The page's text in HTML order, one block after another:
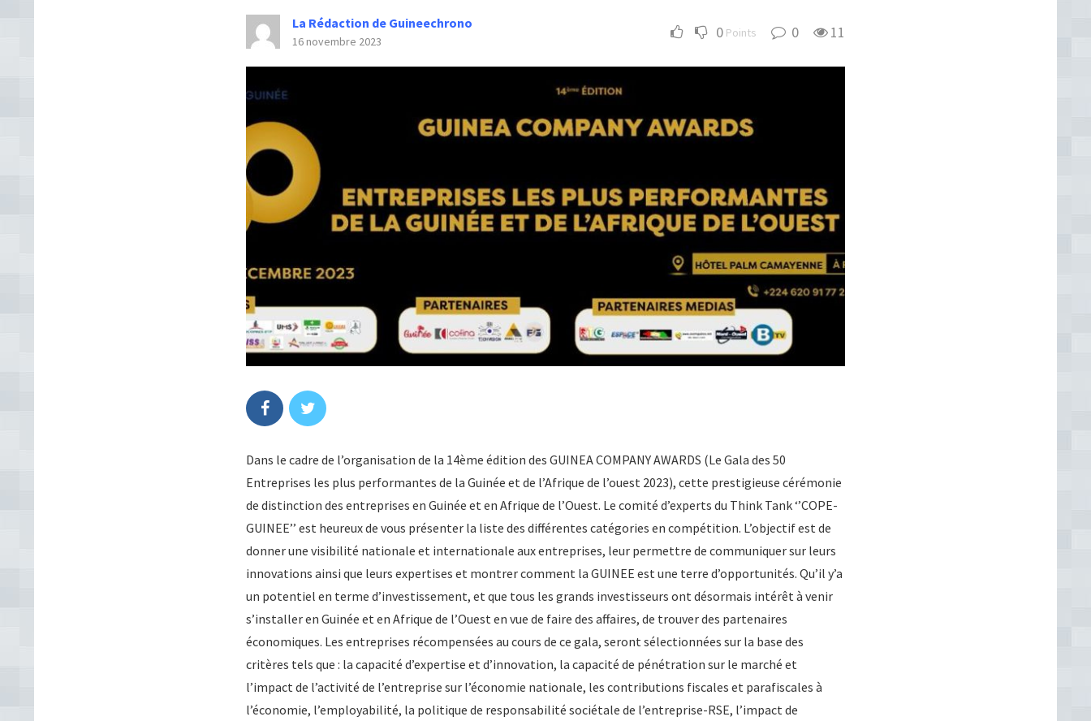
La Rédaction de Guineechrono
16 novembre 2023 0 Points 0 11
Dans le cadre de l’organisation de la 14ème édition des GUINEA COMPANY AWARDS (Le Gala des 50
Entreprises les plus performantes de la Guinée et de l’Afrique de l’ouest 2023), cette prestigieuse cérémonie
de distinction des entreprises en Guinée et en Afrique de l’Ouest. Le comité d’experts du Think Tank ‘’COPE-
GUINEE’’ est heureux de vous présenter la liste des différentes catégories en compétition. L’objectif est de
donner une visibilité nationale et internationale aux entreprises, leur permettre de communiquer sur leurs
innovations ainsi que leurs expertises et montrer comment la GUINEE est une terre d’opportunités. Qu’il y’a
un potentiel en terme d’investissement, et que tous les grands investisseurs ont désormais intérêt à venir
s’installer en Guinée et en Afrique de l’Ouest en vue de faire des affaires, de trouver des partenaires
économiques. Les entreprises récompensées au cours de ce gala, seront sélectionnées sur la base des
critères tels que : la capacité d’expertise et d’innovation, la capacité de pénétration sur le marché et
l’impact de l’activité de l’entreprise sur l’économie nationale, les contributions fiscales et parafiscales à
l’économie, l’employabilité, la politique de responsabilité sociétale de l’entreprise-RSE, l’impact de